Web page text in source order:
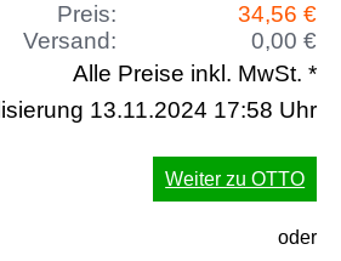
Preis:
34,56 €
Versand:
0,00 €
Alle Preise inkl. MwSt. *
13.11.2024 17:58 Uhr
Weiter zu OTTO
oder